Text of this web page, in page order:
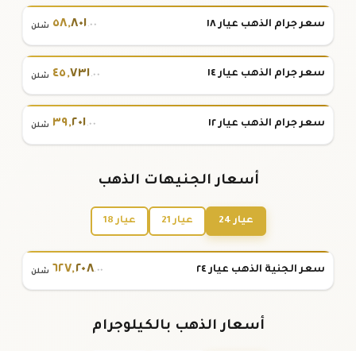
سعر جرام الذهب عيار ١٨ ٥٨,٨٠١.٠٠ شلن
سعر جرام الذهب عيار ١٤ ٤٥,٧٣١.٠٠ شلن
سعر جرام الذهب عيار ١٢ ٣٩,٢٠١.٠٠ شلن
أسعار الجنيهات الذهب
عيار 24 عيار 21 عيار 18
سعر الجنية الذهب عيار ٢٤ ٦٢٧,٢٠٨.٠٠ شلن
أسعار الذهب بالكيلوجرام